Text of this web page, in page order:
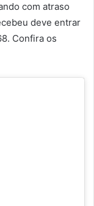
com atraso
deve entrar
Confira os